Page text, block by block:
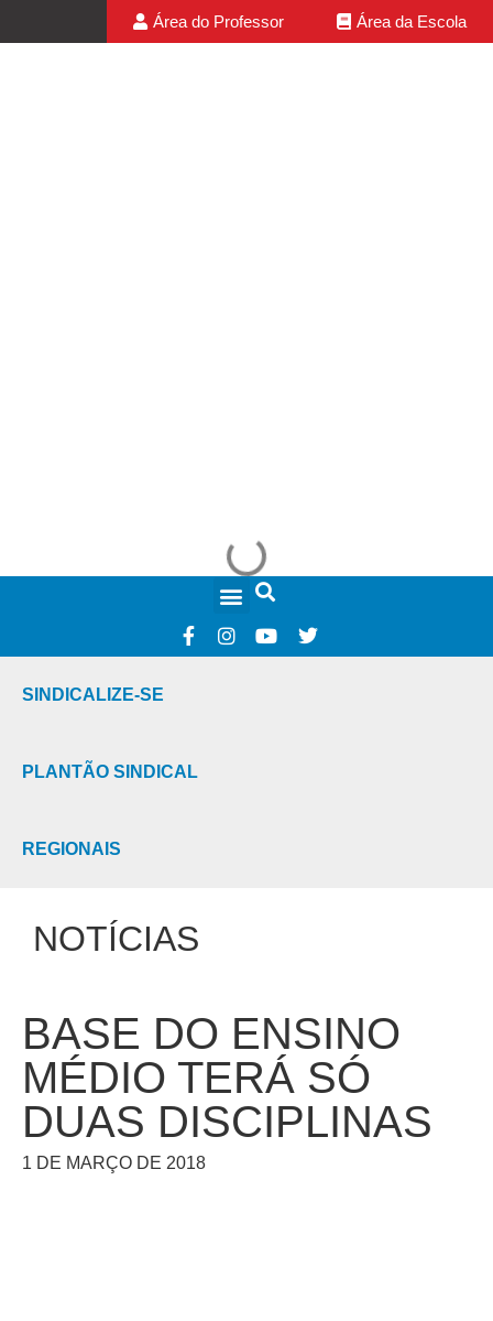
Área do Professor Área da Escola
SINDICALIZE-SE
PLANTÃO SINDICAL
REGIONAIS
NOTÍCIAS
BASE DO ENSINO
MÉDIO TERÁ SÓ
DUAS DISCIPLINAS
1 DE MARÇO DE 2018